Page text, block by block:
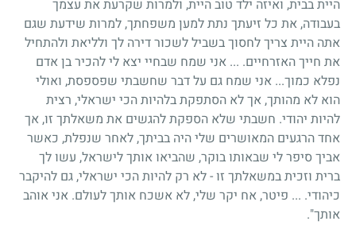
היית בבית, ואיזה ילד טוב היית, ולמרות שקרעת את עצמך
בעבודה, את כל זיעתך נתת למען משפחתך, למרות שידעת שגם
אתה היית צריך לחסוך בשביל לשכור דירה לך ולליאת ולהתחיל
את חייך האזרחיים. ... אני שמח שבחיי יצא לי להכיר בן אדם
נפלא כמוך... אני שמח גם על דבר שחשבתי שפספסת, ואולי
הוא לא מהותך, אך לא הסתפקת בלהיות הכי ישראלי, רצית
להיות יהודי. חשבתי שלא הספקת להגשים את משאלתך זו, אך
אחד הרגעים המאושרים שלי היה בביתך, לאחר שנפלת, כאשר
אביך סיפר לי שבאותו בוקר, שהביאו אותך לישראל, עשו לך
ברית וזכית במשאלתך זו - לא רק להיות הכי ישראלי, גם להיקבר
כיהודי. ... פיטר, אח יקר שלי, לא אשכח אותך לעולם. אני אוהב
אותך".